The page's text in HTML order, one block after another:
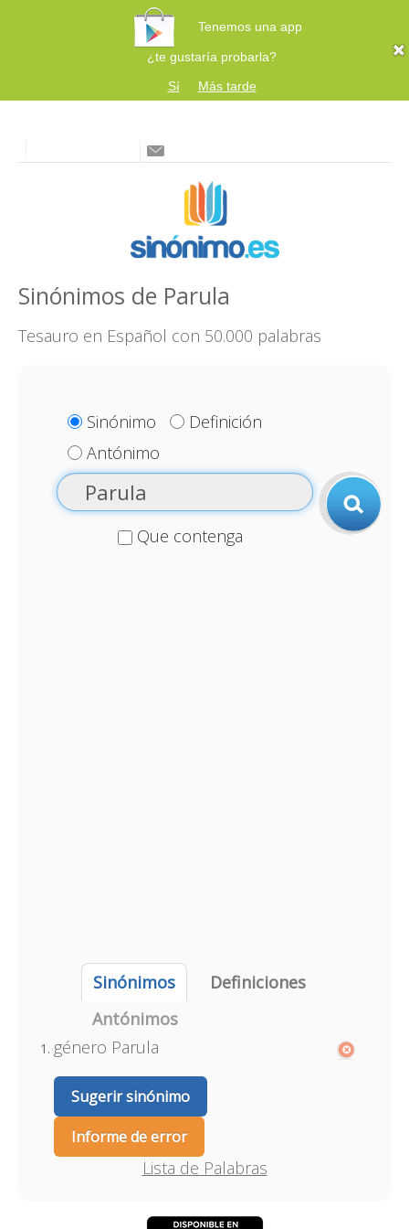
Tenemos una app
¿te gustaría probarla?
Sí
Más tarde
Sinónimos de Parula
Tesauro en Español con 50.000 palabras
Sinónimo
Definición
Antónimo
Que contenga
Sinónimos
Definiciones
Antónimos
género Parula
Sugerir sinónimo
Informe de error
Lista de Palabras